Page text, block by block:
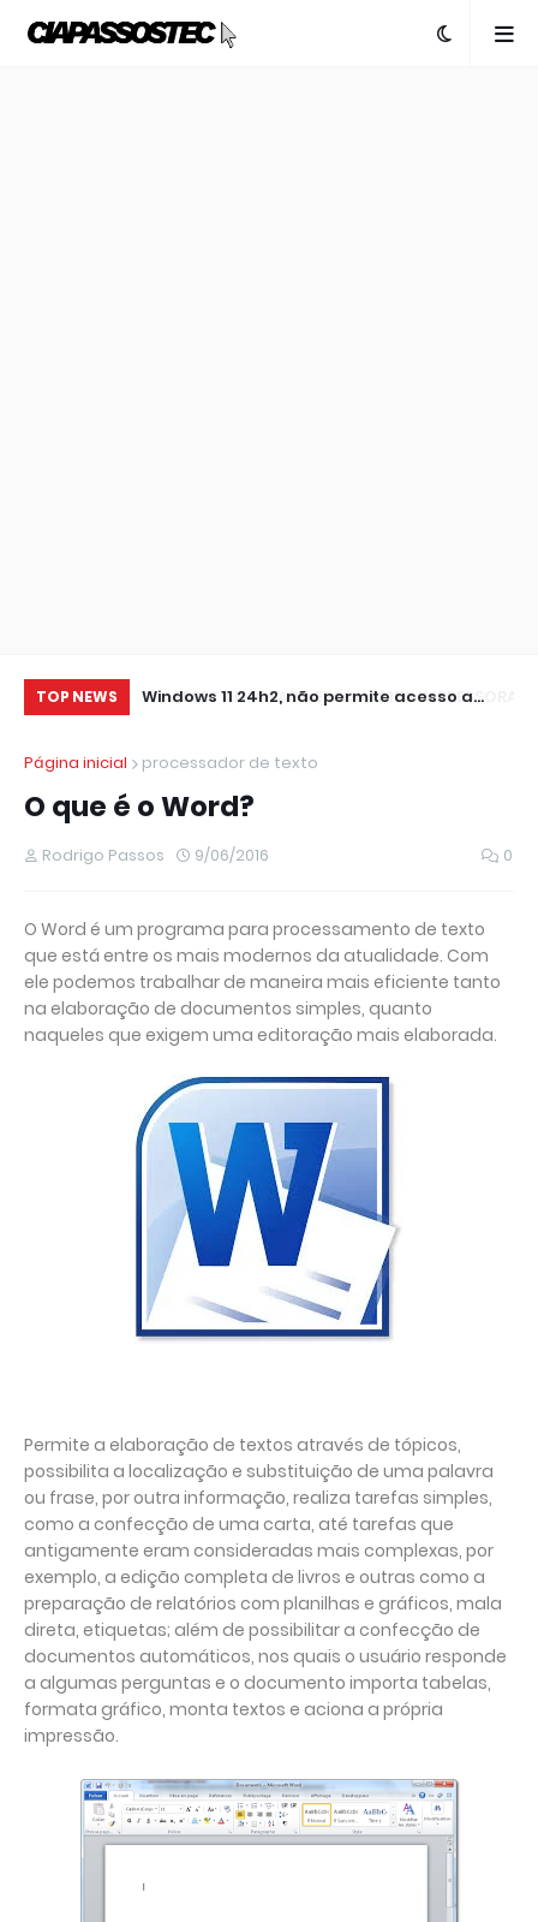
TOP NEWS
IMPRESSORA
Windows 11 24h2, não permite acesso a
outros
Página inicial processador de texto
O que é o Word?
Rodrigo Passos 9/06/2016 0
O Word é um programa para processamento de texto
que está entre os mais modernos da atualidade. Com
ele podemos trabalhar de maneira mais eficiente tanto
na elaboração de documentos simples, quanto
naqueles que exigem uma editoração mais elaborada.
Permite a elaboração de textos através de tópicos,
possibilita a localização e substituição de uma palavra
ou frase, por outra informação, realiza tarefas simples,
como a confecção de uma carta, até tarefas que
antigamente eram consideradas mais complexas, por
exemplo, a edição completa de livros e outras como a
preparação de relatórios com planilhas e gráficos, mala
direta, etiquetas; além de possibilitar a confecção de
documentos automáticos, nos quais o usuário responde
a algumas perguntas e o documento importa tabelas,
formata gráfico, monta textos e aciona a própria
impressão.